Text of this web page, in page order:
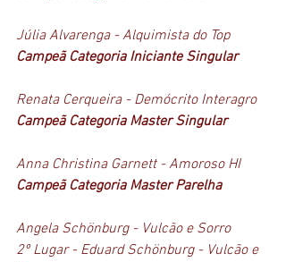
Júlia Alvarenga - Alquimista do Top
Campeã Categoria Iniciante Singular
Renata Cerqueira - Demócrito Interagro
Campeã Categoria Master Singular
Anna Christina Garnett - Amoroso HI
Campeã Categoria Master Parelha
Angela Schönburg - Vulcão e Sorro
2º Lugar - Eduard Schönburg - Vulcão e